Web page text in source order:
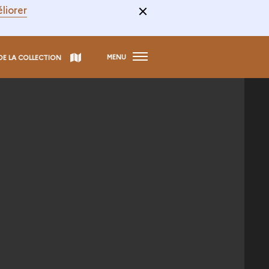
LA COLLECTION MENU